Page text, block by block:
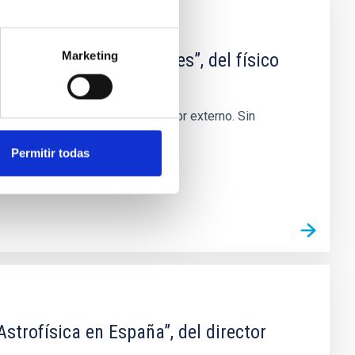
Marketing
Permitir todas
sobre el mar de nubes”, del físico
que destacar a un observador externo. Sin
en España”, del director